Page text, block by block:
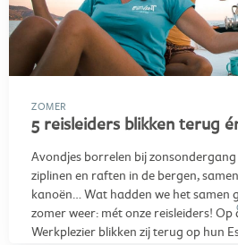
ZOMER
5 reisleiders blikken terug
Avondjes borrelen bij
ziplinen en raften in de bergen,
kanoën… Wat hadden we het samen
zomer weer: mét onze reisleiders! Op
Werkplezier blikken zij terug op hun